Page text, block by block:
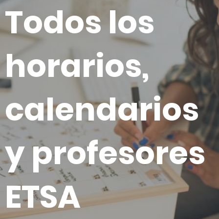
Todos los
horarios,
calendarios
y profesores
ETSA